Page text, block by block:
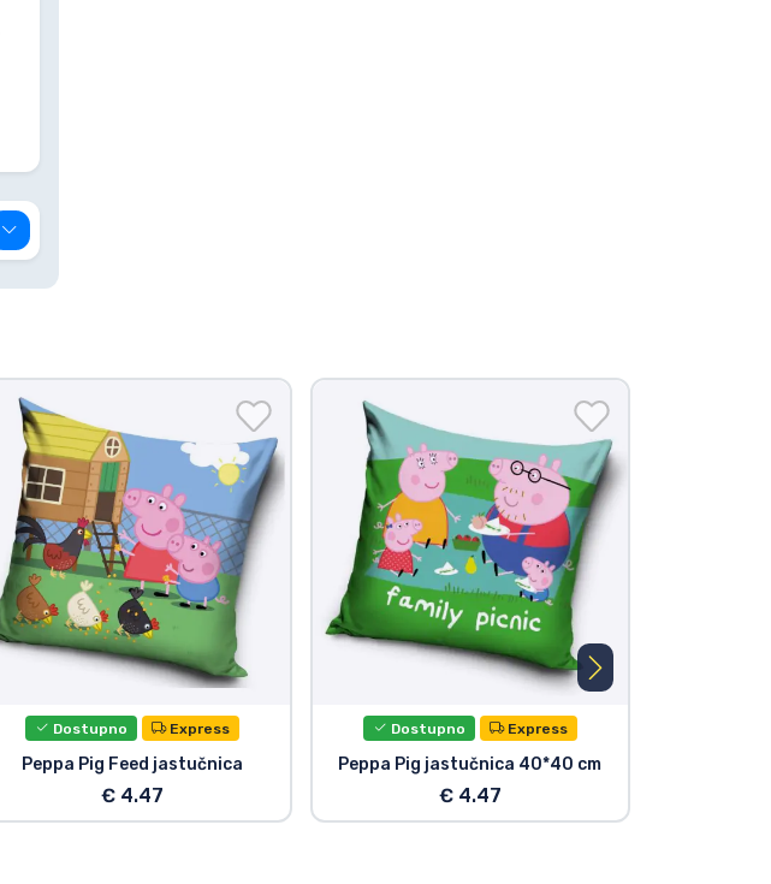
Dostupno Express
Peppa Pig Feed jastučnica
€ 4.47
Dostupno Express
Peppa Pig jastučnica 40*40 cm
€ 4.47